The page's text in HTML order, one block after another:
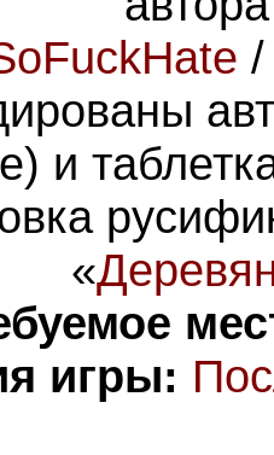
и
«
игры: